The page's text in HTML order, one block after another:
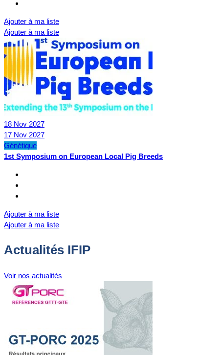
Ajouter à ma liste
Ajouter à ma liste
18 Nov 2027
17 Nov 2027
Génétique
1st Symposium on European Local Pig Breeds
Ajouter à ma liste
Ajouter à ma liste
Actualités IFIP
Voir nos actualités